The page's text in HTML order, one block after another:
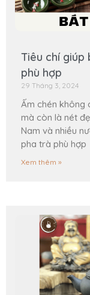
Tiêu chí giúp
phù hợp
29 Tháng 3, 2024
Ấm chén không
mà còn là nét
Nam và nhiều
pha trà phù hợp
Xem thêm »